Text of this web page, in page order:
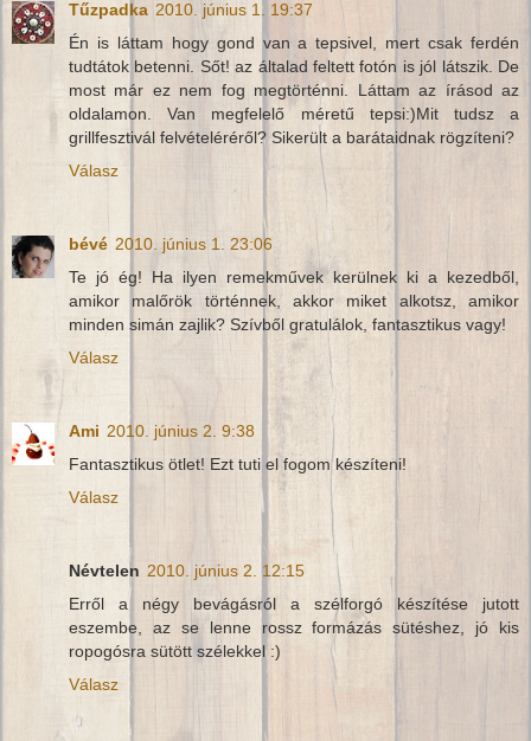
Tűzpadka 2010. június 1. 19:37
Én is láttam hogy gond van a tepsivel, mert csak ferdén
tudtátok betenni. Sőt! az általad feltett fotón is jól látszik. De
most már ez nem fog megtörténni. Láttam az írásod az
oldalamon. Van megfelelő méretű tepsi:)Mit tudsz a
grillfesztivál felvételéréről? Sikerült a barátaidnak rögzíteni?
Válasz
bévé 2010. június 1. 23:06
Te jó ég! Ha ilyen remekművek kerülnek ki a kezedből,
amikor malőrök történnek, akkor miket alkotsz, amikor
minden simán zajlik? Szívből gratulálok, fantasztikus vagy!
Válasz
Ami 2010. június 2. 9:38
Fantasztikus ötlet! Ezt tuti el fogom készíteni!
Válasz
Névtelen 2010. június 2. 12:15
Erről a négy bevágásról a szélforgó készítése jutott
eszembe, az se lenne rossz formázás sütéshez, jó kis
ropogósra sütött szélekkel :)
Válasz